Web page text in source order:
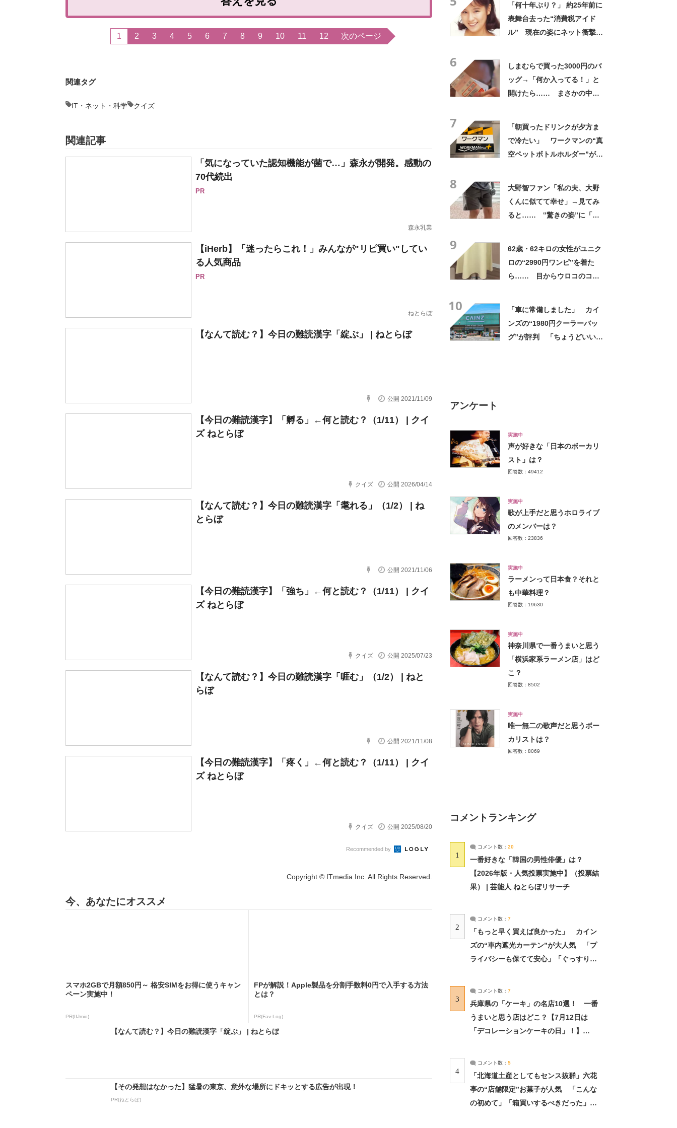
1 2 3 4 5 6 7 8 9 10 11 12 次のページ
関連タグ
IT・ネット・科学 クイズ
関連記事
「気になっていた認知機能が菌で…」森永が開発。感動の
70代続出
PR
森永乳業
【iHerb】「迷ったらこれ！」みんなが"リピ買い"してい
る人気商品
PR
ねとらぼ
【なんて読む？】今日の難読漢字「綻ぶ」 | ねとらぼ
公開 2021/11/09
【今日の難読漢字】「孵る」←何と読む？（1/11） | クイ
ズ ねとらぼ
クイズ 公開 2026/04/14
【なんて読む？】今日の難読漢字「耄れる」（1/2） | ね
とらぼ
公開 2021/11/06
【今日の難読漢字】「強ち」←何と読む？（1/11） | クイ
ズ ねとらぼ
クイズ 公開 2025/07/23
【なんて読む？】今日の難読漢字「啀む」（1/2） | ねと
らぼ
公開 2021/11/08
【今日の難読漢字】「疼く」←何と読む？（1/11） | クイ
ズ ねとらぼ
クイズ 公開 2025/08/20
Recommended by
Copyright © ITmedia Inc. All Rights Reserved.
今、あなたにオススメ
スマホ2GBで月額850円～ 格安SIMをお得に使うキャン
ペーン実施中！
PR(IIJmio)
FPが解説！Apple製品を分割手数料0円で入手する方法
とは？
PR(Fav-Log)
【なんて読む？】今日の難読漢字「綻ぶ」 | ねとらぼ
【その発想はなかった】猛暑の東京、意外な場所にドキッとする広告が出現！
PR(ねとらぼ)
「何十年ぶり？」 約25年前に
表舞台去った“消費税アイド
ル” 現在の姿にネット衝撃
6
しまむらで買った3000円のバ
ッグ→「何か入ってる！」と
開けたら…… まさかの中身
7
「朝買ったドリンクが夕方ま
で冷たい」 ワークマンの“真
空ペットボトルホルダー”が大
8
大野智ファン「私の夫、大野
くんに似てて幸せ」→見てみ
ると…… ‟驚きの姿”に「最
9
62歳・62キロの女性がユニク
ロの“2990円ワンピ”を着た
ら…… 目からウロコのコー
10
「車に常備しました」 カイ
ンズの“1980円クーラーバッ
グ”が評判 「ちょうどいい大
アンケート
実施中
声が好きな「日本のボーカリ
スト」は？
回答数：49412
実施中
歌が上手だと思うホロライブ
のメンバーは？
回答数：23836
実施中
ラーメンって日本食？それと
も中華料理？
回答数：19630
実施中
神奈川県で一番うまいと思う
「横浜家系ラーメン店」はど
こ？
回答数：8502
実施中
唯一無二の歌声だと思うボー
カリストは？
回答数：8069
コメントランキング
1
コメント数： 20
一番好きな「韓国の男性俳優」は？
【2026年版・人気投票実施中】（投票結
果） | 芸能人 ねとらぼリサーチ
2
コメント数： 7
「もっと早く買えば良かった」 カイン
ズの“車内遮光カーテン”が大人気 「プ
ライバシーも保てて安心」「ぐっすり眠
3
コメント数： 7
兵庫県の「ケーキ」の名店10選！ 一番
うまいと思う店はどこ？【7月12日は
「デコレーションケーキの日」！】
4
コメント数： 5
「北海道土産としてもセンス抜群」六花
亭の“店舗限定”お菓子が人気 「こんな
の初めて」「箱買いするべきだった」